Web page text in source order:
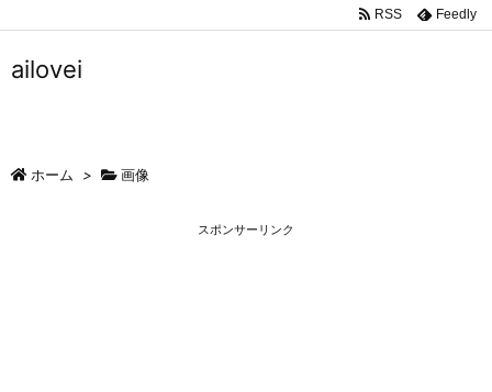
RSS Feedly
ailovei
ホーム > 画像
スポンサーリンク